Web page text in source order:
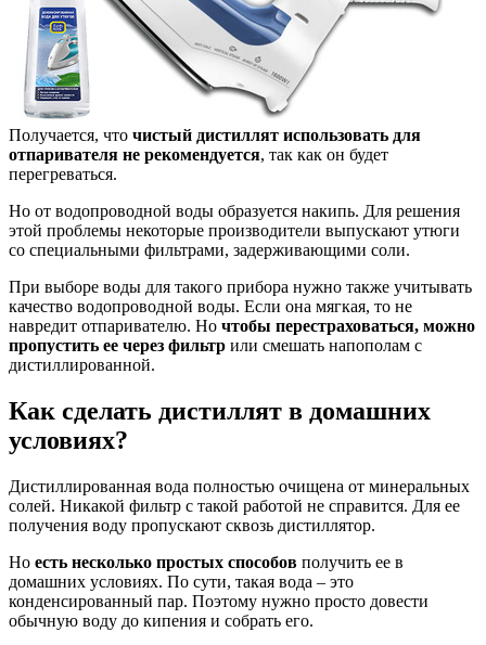
Получается, что чистый дистиллят использовать для
отпаривателя не рекомендуется, так как он будет
перегреваться.
Но от водопроводной воды образуется накипь. Для решения
этой проблемы некоторые производители выпускают утюги
со специальными фильтрами, задерживающими соли.
При выборе воды для такого прибора нужно также учитывать
качество водопроводной воды. Если она мягкая, то не
навредит отпаривателю. Но чтобы перестраховаться, можно
пропустить ее через фильтр или смешать напополам с
дистиллированной.
Как сделать дистиллят в домашних
условиях?
Дистиллированная вода полностью очищена от минеральных
солей. Никакой фильтр с такой работой не справится. Для ее
получения воду пропускают сквозь дистиллятор.
Но есть несколько простых способов получить ее в
домашних условиях. По сути, такая вода – это
конденсированный пар. Поэтому нужно просто довести
обычную воду до кипения и собрать его.